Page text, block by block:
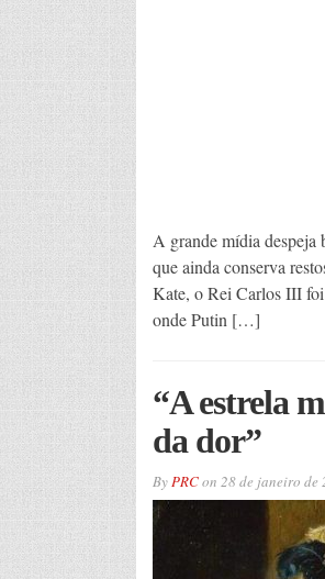
A grande mídia despeja
que ainda conserva
Kate, o Rei Carlos III foi
onde Putin […]
“A estrela
da dor”
ByPRCon 28 de janeiro de